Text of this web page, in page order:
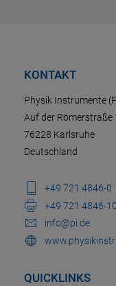
KONTAKT
Physik Instrumente
Auf der Römerstraße
76228 Karlsruhe
Deutschland
+49 721 4846-0
+49 721 4846-
info@pi.de
QUICKLINKS